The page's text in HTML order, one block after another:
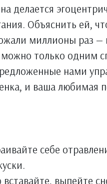
делается
Объяснить ей,
миллионы раз —
только одним
нами
и ваша любимая
себе
выпейте